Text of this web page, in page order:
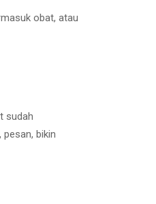
obat, atau
sudah
bikin